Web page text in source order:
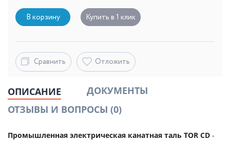
В корзину Купить в 1 клик
Сравнить Отложить
ОПИСАНИЕ
ДОКУМЕНТЫ
ОТЗЫВЫ И ВОПРОСЫ (0)
Промышленная электрическая канатная таль TOR CD -